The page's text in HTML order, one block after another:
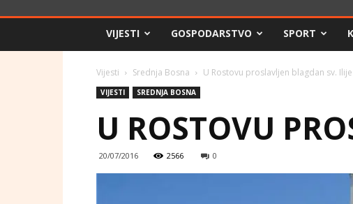
VIJESTI GOSPODARSTVO SPORT
Vijesti Srednja Bosna U Rostovu proslavljen blagdan sv. Ilije
VIJESTI SREDNJA BOSNA
U ROSTOVU
20/07/2016 2566 0